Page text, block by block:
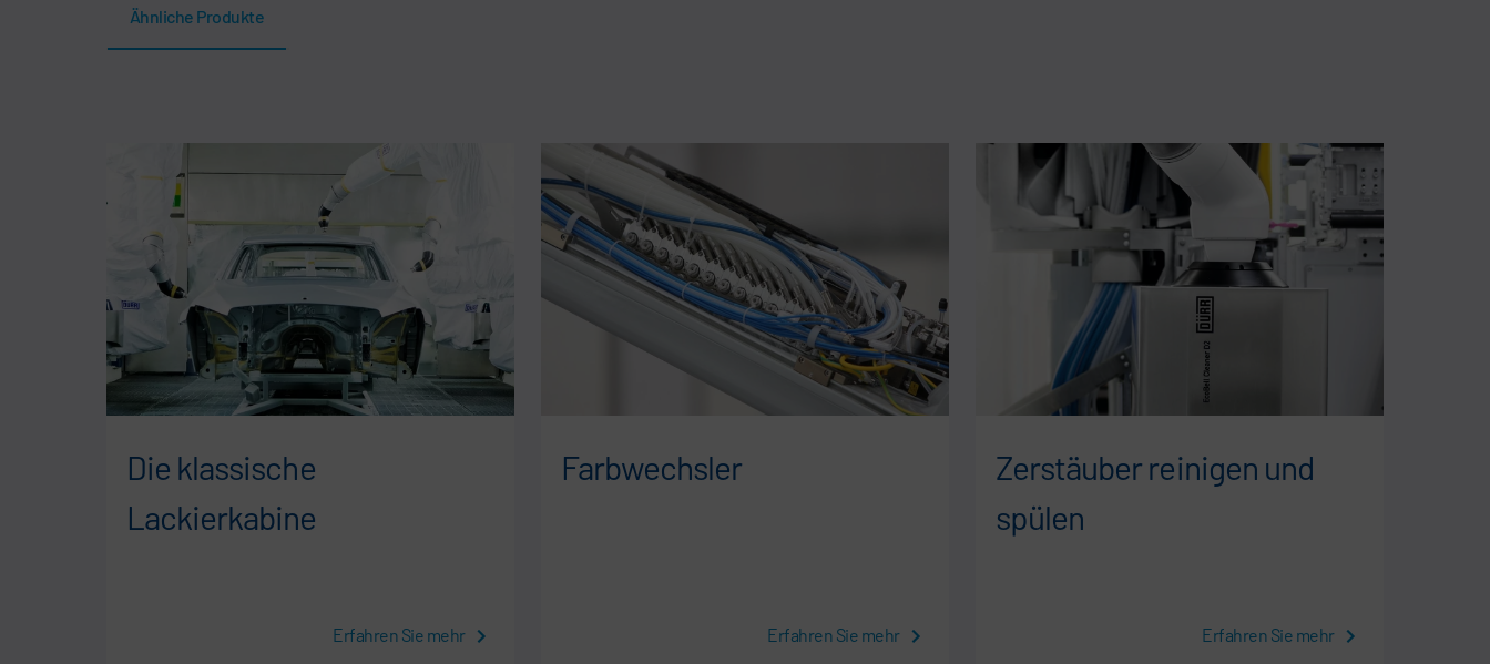
Ähnliche Produkte
Die klassische
Lackierkabine
Erfahren Sie mehr
Farbwechsler
Erfahren Sie mehr
Zerstäuber reinigen und
spülen
Erfahren Sie mehr